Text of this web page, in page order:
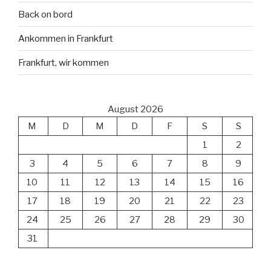
Back on bord
Ankommen in Frankfurt
Frankfurt, wir kommen
August 2026
M
D M D F S
S
1
2
3
4 5 6 7 8
9
10
11 12 13 14 15
16
17
18 19 20 21 22
23
24
25 26 27 28 29
30
31